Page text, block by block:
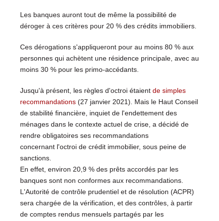
Les banques auront tout de même la possibilité de
déroger à ces critères pour 20 % des crédits immobiliers.
Ces dérogations s'appliqueront pour au moins 80 % aux
personnes qui achètent une résidence principale, avec au
moins 30 % pour les primo-accédants.
Jusqu'à présent, les règles d'octroi étaient de simples
recommandations(27 janvier 2021). Mais le Haut Conseil
de stabilité financière, inquiet de l'endettement des
ménages dans le contexte actuel de crise, a décidé de
rendre obligatoires ses recommandations
concernant l'octroi de crédit immobilier, sous peine de
sanctions.
En effet, environ 20,9 % des prêts accordés par les
banques sont non conformes aux recommandations.
L'Autorité de contrôle prudentiel et de résolution (ACPR)
sera chargée de la vérification, et des contrôles, à partir
de comptes rendus mensuels partagés par les